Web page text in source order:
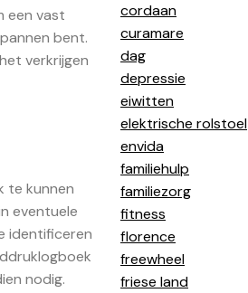
een vast
bent.
verkrijgen
te kunnen
eventuele
identificeren
nodig.
cordaan
curamare
dag
depressie
eiwitten
elektrische rolstoel
envida
familiehulp
familiezorg
fitness
florence
freewheel
friese land